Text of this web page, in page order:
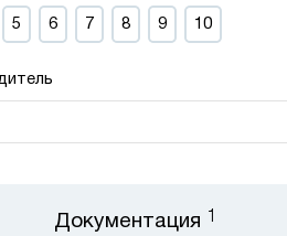
5 6 7 8 9 10
Документация